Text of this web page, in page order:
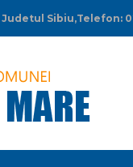
Sibiu,Telefon: